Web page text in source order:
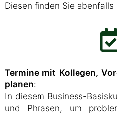
Diesen finden Sie ebenfalls
Termine mit Kollegen,
planen:
In diesem Business-
und Phrasen, um